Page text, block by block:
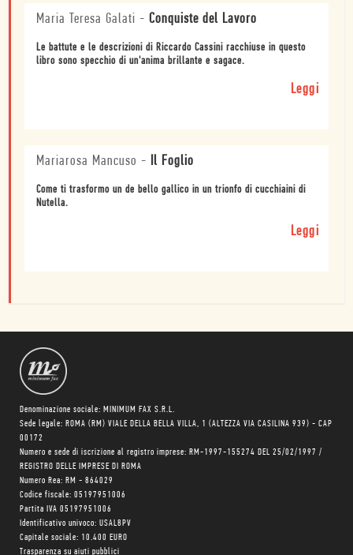
Maria Teresa Galati - Conquiste del Lavoro
Le battute e le descrizioni di Riccardo Cassini racchiuse in questo
libro sono specchio di un'anima brillante e sagace.
Leggi
Mariarosa Mancuso - Il Foglio
Come ti trasformo un de bello gallico in un trionfo di cucchiaini di
Nutella.
Leggi
Denominazione sociale: MINIMUM FAX S.R.L.
Sede legale: ROMA (RM) VIALE DELLA BELLA VILLA, 1 (ALTEZZA VIA CASILINA 939) - CAP
00172
Numero e sede di iscrizione al registro imprese: RM-1997-155274 DEL 25/02/1997 /
REGISTRO DELLE IMPRESE DI ROMA
Numero Rea: RM - 864029
Codice fiscale: 05197951006
Partita IVA 05197951006
Identificativo univoco: USAL8PV
Capitale sociale: 10.400 EURO
Trasparenza su aiuti pubblici